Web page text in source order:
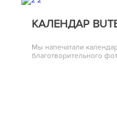
КАЛЕНДАР
Мы напечатали
благотворительного